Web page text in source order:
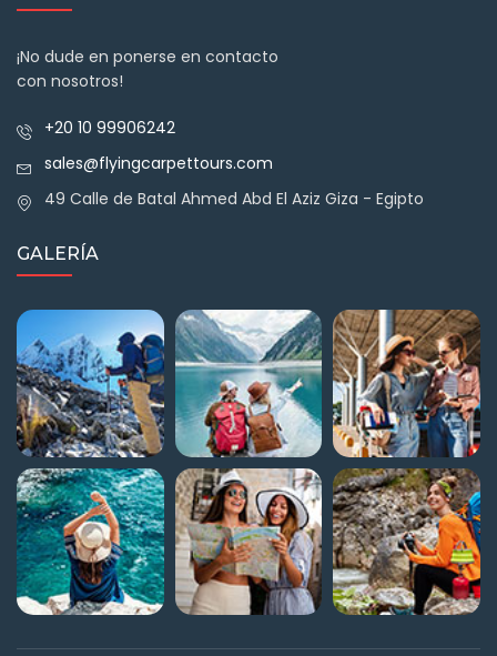
¡No dude en ponerse en contacto
con nosotros!
+20 10 99906242
sales@flyingcarpettours.com
49 Calle de Batal Ahmed Abd El Aziz Giza - Egipto
GALERÍA